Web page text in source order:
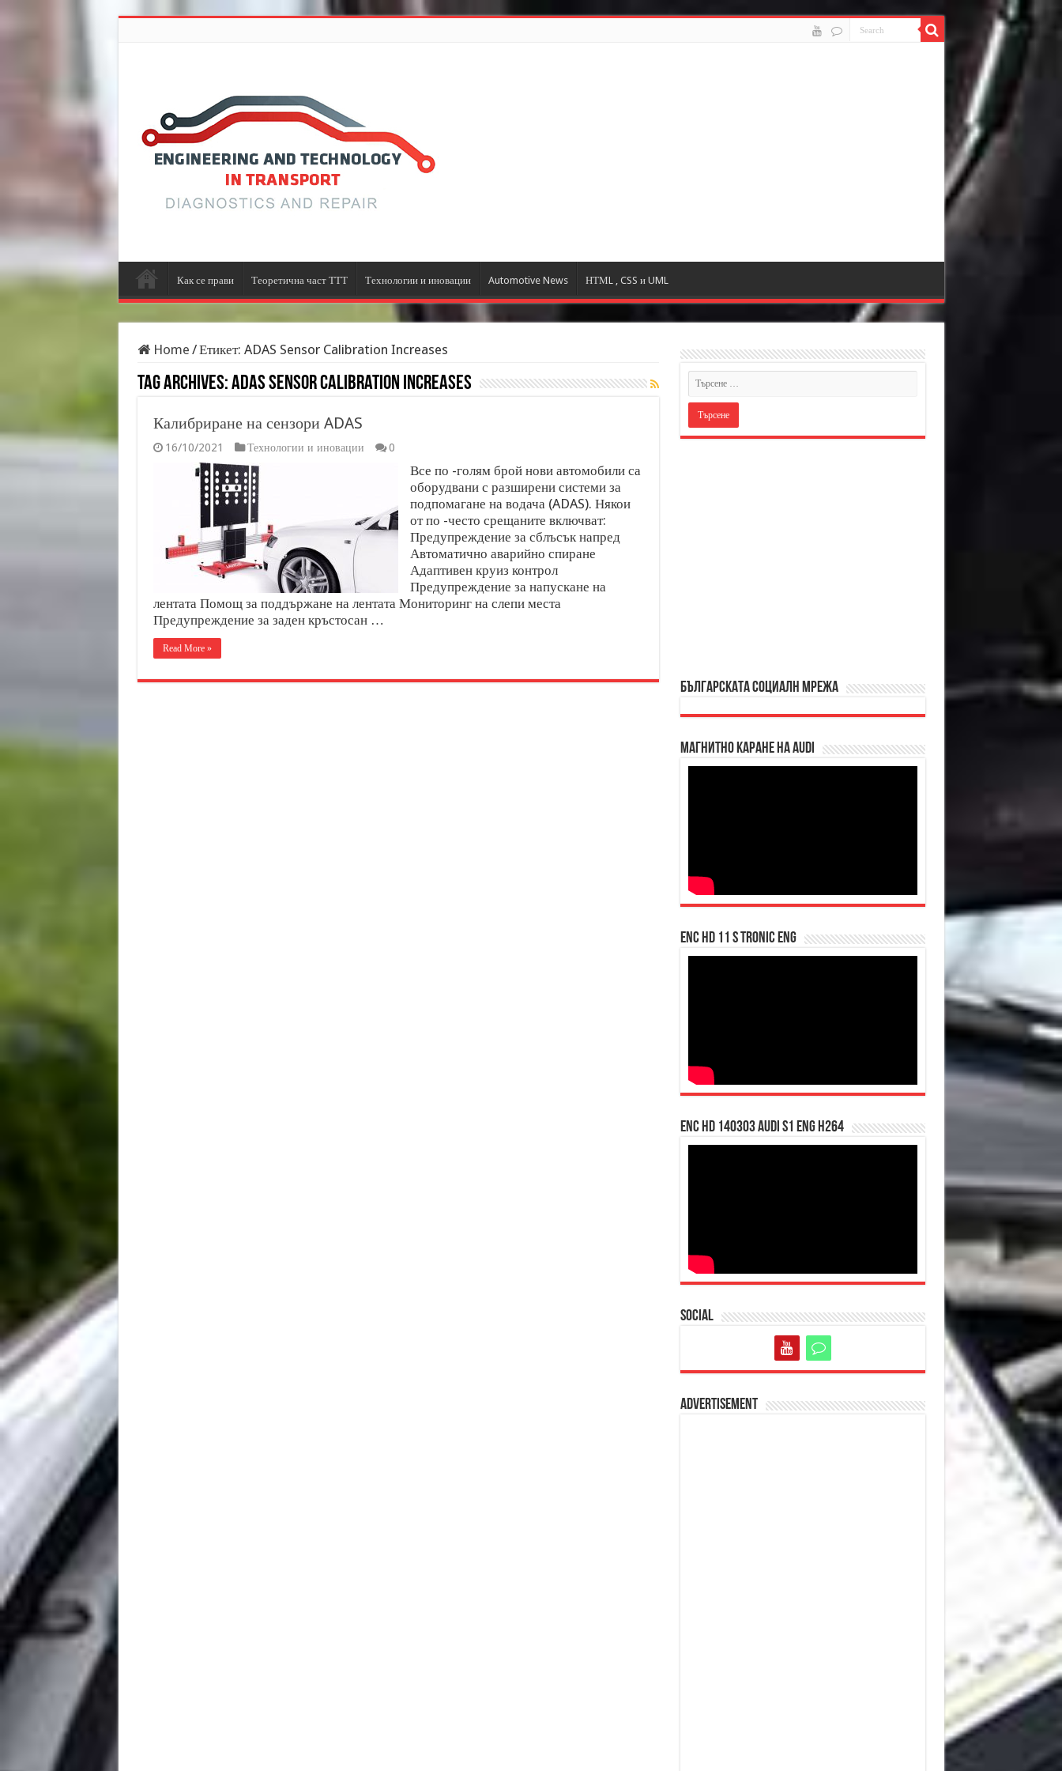
Как се прави Теоретична част ТТТ Технологии и иновации Automotive News НТМL , CSS и UML
Home /Етикет: ADAS Sensor Calibration Increases
Tag Archives:ADAS Sensor Calibration Increases
Калибриране на сензори ADAS
16/10/2021 Технологии и иновации 0
Все по -голям брой нови автомобили са
оборудвани с разширени системи за
подпомагане на водача (ADAS). Някои
от по -често срещаните включват:
Предупреждение за сблъсък напред
Автоматично аварийно спиране
Адаптивен круиз контрол
Предупреждение за напускане на
лентата Помощ за поддържане на лентата Мониторинг на слепи места
Предупреждение за заден кръстосан …
Read More »
БЪЛГАРСКАТА СОЦИАЛН МРЕЖА
Магнитно каране на Audi
enc hd 11 S tronic ENG
enc hd 140303 Audi S1 ENG H264
Social
Advertisement